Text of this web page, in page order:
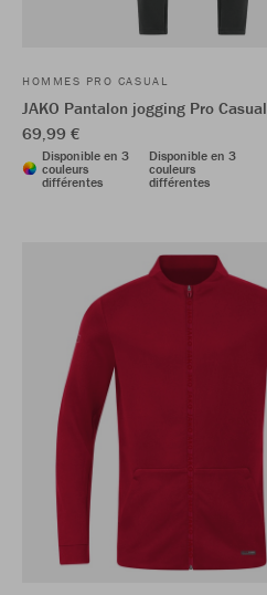
HOMMES PRO CASUAL
JAKO Pantalon jogging Pro Casual
69,99 €
Disponible en 3
couleurs
différentes
Disponible en 3
couleurs
différentes